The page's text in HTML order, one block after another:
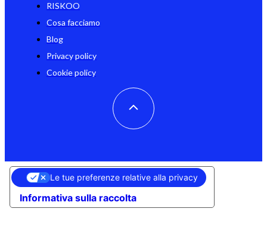
RISKOO
Cosa facciamo
Blog
Privacy policy
Cookie policy
Informativa sulla raccolta
Le tue preferenze relative alla privacy